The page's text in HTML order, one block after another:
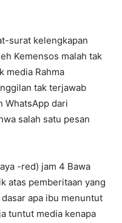
surat kelengkapan
Kemensos malah tak
media Rahma
tak terjawab
WhatsApp dari
salah satu pesan
-red) jam 4 Bawa
atas pemberitaan yang
dasar apa ibu menuntut
tuntut media kenapa